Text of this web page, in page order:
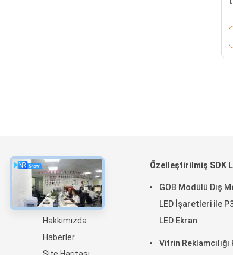
Hakkında
Ev
Ürün:% s
Hakkımızda
Haberler
Özelleştirilmiş SDK
GOB Modülü Dış
LED İşaretleri ile
LED Ekran
Vitrin Reklamcılığı